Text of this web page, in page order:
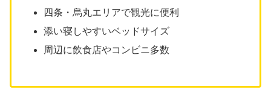
四条・烏丸エリアで観光に便利
添い寝しやすいベッドサイズ
周辺に飲食店やコンビニ多数